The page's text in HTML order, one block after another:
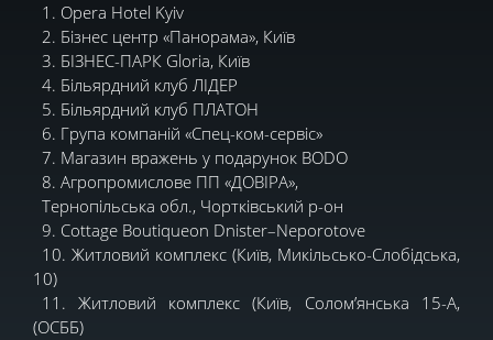
1. Opera Hotel Kyiv
2. Бізнес центр «Панорама», Київ
3. БІЗНЕС-ПАРК Gloria, Київ
4. Більярдний клуб ЛІДЕР
5. Більярдний клуб ПЛАТОН
6. Група компаній «Спец-ком-сервіс»
7. Магазин вражень у подарунок BODO
8. Агропромислове ПП «ДОВІРА»,
Тернопільська обл., Чортківський р-он
9. Cottage Boutiqueon Dnister–Neporotove
10. Житловий комплекс (Київ, Микільсько-Слобідська,
10)
11. Житловий комплекс (Київ, Солом’янська 15-А,
(ОСББ)